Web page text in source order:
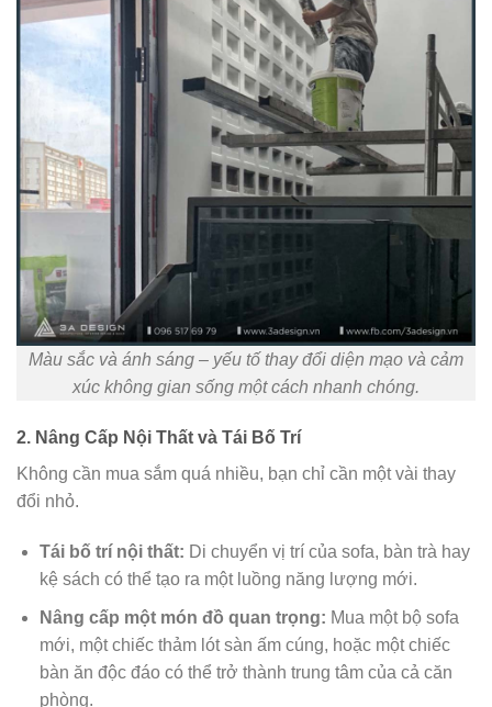
Màu sắc và ánh sáng – yếu tố thay đổi diện mạo và cảm
xúc không gian sống một cách nhanh chóng.
2. Nâng Cấp Nội Thất và Tái Bố Trí
Không cần mua sắm quá nhiều, bạn chỉ cần một vài thay
đổi nhỏ.
Tái bố trí nội thất: Di chuyển vị trí của sofa, bàn trà hay
kệ sách có thể tạo ra một luồng năng lượng mới.
Nâng cấp một món đồ quan trọng: Mua một bộ sofa
mới, một chiếc thảm lót sàn ấm cúng, hoặc một chiếc
bàn ăn độc đáo có thể trở thành trung tâm của cả căn
phòng.